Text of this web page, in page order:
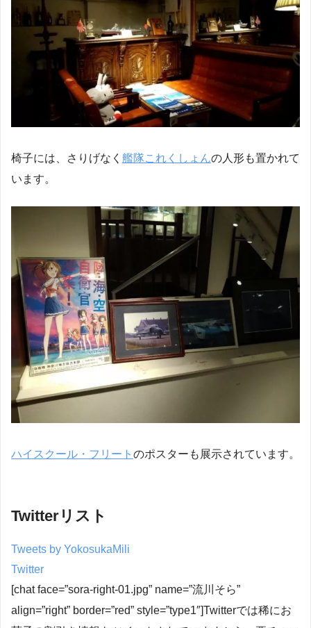
椅子には、さりげなく 艦隊これくしょんの人形も置かれて
います。
ハイスクール・フリート のポスターも展示されています。
Twitterリスト
Tweets by YokosukaMili
Twitter
[chat face=”sora-right-01.jpg” name=”流川そら”
align=”right” border=”red” style=”type1″]Twitterでは稀にお